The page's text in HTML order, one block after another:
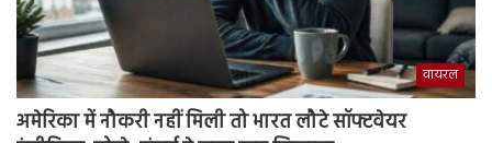
वायरल
अमेरिका में नौकरी नहीं मिली तो भारत लौटे सॉफ्टवेयर